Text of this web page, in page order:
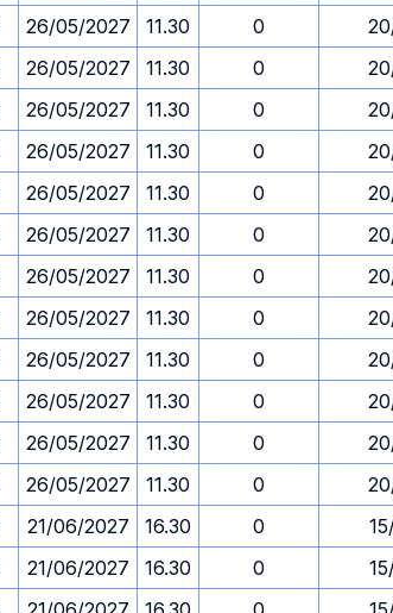
26/05/2027 11.30 0
26/05/2027 11.30 0
26/05/2027 11.30 0
26/05/2027 11.30 0
26/05/2027 11.30 0
26/05/2027 11.30 0
26/05/2027 11.30 0
26/05/2027 11.30 0
26/05/2027 11.30 0
26/05/2027 11.30 0
26/05/2027 11.30 0
26/05/2027 11.30 0
21/06/2027 16.30 0
21/06/2027 16.30 0